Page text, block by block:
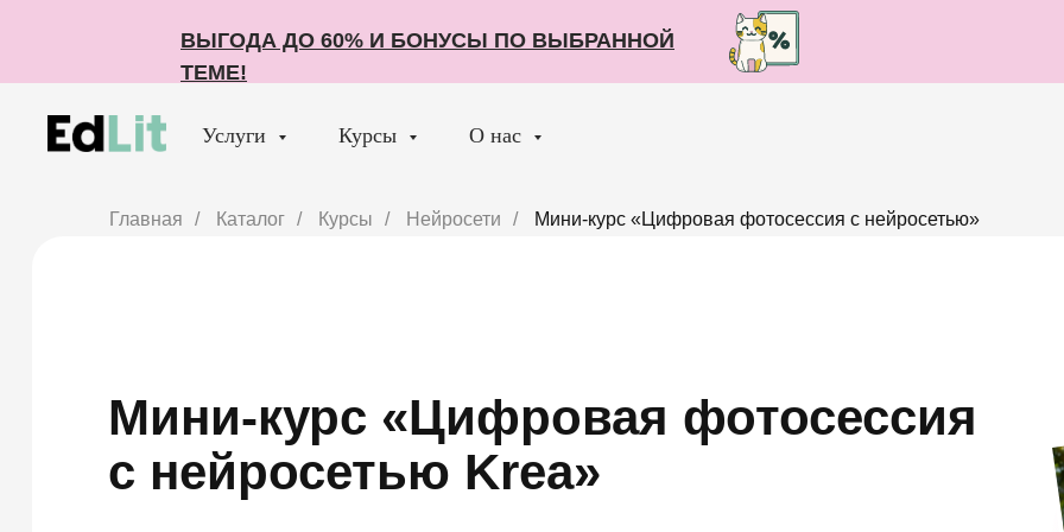
ВЫГОДА ДО 60% И БОНУСЫ ПО ВЫБРАННОЙ
ТЕМЕ!
ВЫГОДА ДО 60% И БОНУСЫ ПО ВЫБРАННОЙ
ТЕМЕ!
Услуги Курсы О нас
Главная / Каталог / Курсы / Нейросети / Мини-курс «Цифровая фотосессия с нейросетью»
Мини-курс «Цифровая фотосессия
с нейросетью Krea»